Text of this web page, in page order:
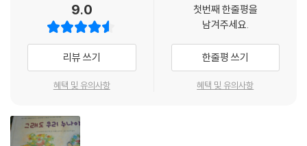
9.0
리뷰 쓰기
혜택 및 유의사항
첫번째 한줄평을
남겨주세요.
한줄평 쓰기
혜택 및 유의사항